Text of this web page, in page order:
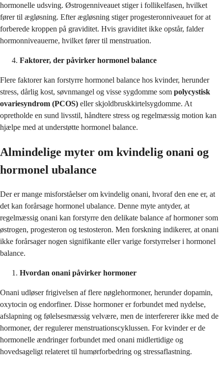
hormonelle udsving. Østrogenniveauet stiger i follikelfasen, hvilket
fører til ægløsning. Efter ægløsning stiger progesteronniveauet for at
forberede kroppen på graviditet. Hvis graviditet ikke opstår, falder
hormonniveauerne, hvilket fører til menstruation.
Faktorer, der påvirker hormonel balance
Flere faktorer kan forstyrre hormonel balance hos kvinder, herunder
stress, dårlig kost, søvnmangel og visse sygdomme som polycystisk
ovariesyndrom (PCOS) eller skjoldbruskkirtelsygdomme. At
opretholde en sund livsstil, håndtere stress og regelmæssig motion kan
hjælpe med at understøtte hormonel balance.
Almindelige myter om kvindelig onani og
hormonel ubalance
Der er mange misforståelser om kvindelig onani, hvoraf den ene er, at
det kan forårsage hormonel ubalance. Denne myte antyder, at
regelmæssig onani kan forstyrre den delikate balance af hormoner som
østrogen, progesteron og testosteron. Men forskning indikerer, at onani
ikke forårsager nogen signifikante eller varige forstyrrelser i hormonel
balance.
Hvordan onani påvirker hormoner
Onani udløser frigivelsen af flere nøglehormoner, herunder dopamin,
oxytocin og endorfiner. Disse hormoner er forbundet med nydelse,
afslapning og følelsesmæssig velvære, men de interfererer ikke med de
hormoner, der regulerer menstruationscyklussen. For kvinder er de
hormonelle ændringer forbundet med onani midlertidige og
hovedsageligt relateret til humørforbedring og stressaflastning.